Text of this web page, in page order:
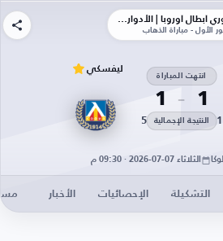
دوري أبطال أوروبا | الأدوار الإقصائية
الأول - مباراة الذهاب
1
انتهت المباراة
1
1 النتيجة الإجمالية 5
ليفسكي
الثلاثاء 07-07-2026 · 09:30 م
التشكيلة الإحصائيات الأخبار